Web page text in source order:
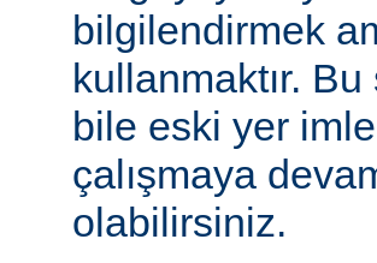
bilgilendirmek
kullanmaktır.
bile eski yer
çalışmaya
olabilirsiniz.